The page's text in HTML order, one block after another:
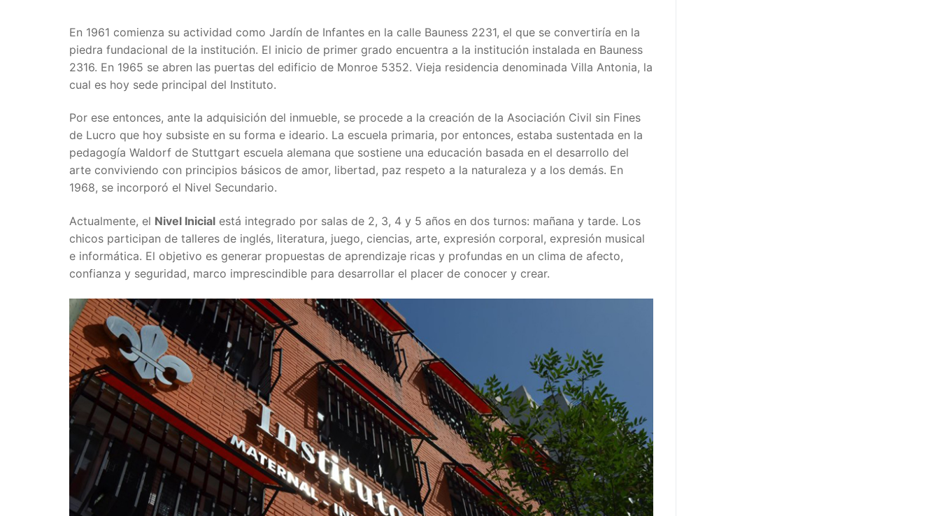
En 1961 comienza su actividad como Jardín de Infantes en la calle Bauness 2231, el que se convertiría en la
piedra fundacional de la institución. El inicio de primer grado encuentra a la institución instalada en Bauness
2316. En 1965 se abren las puertas del edificio de Monroe 5352. Vieja residencia denominada Villa Antonia, la
cual es hoy sede principal del Instituto.
Por ese entonces, ante la adquisición del inmueble, se procede a la creación de la Asociación Civil sin Fines
de Lucro que hoy subsiste en su forma e ideario. La escuela primaria, por entonces, estaba sustentada en la
pedagogía Waldorf de Stuttgart escuela alemana que sostiene una educación basada en el desarrollo del
arte conviviendo con principios básicos de amor, libertad, paz respeto a la naturaleza y a los demás. En
1968, se incorporó el Nivel Secundario.
Actualmente, el Nivel Inicial está integrado por salas de 2, 3, 4 y 5 años en dos turnos: mañana y tarde. Los
chicos participan de talleres de inglés, literatura, juego, ciencias, arte, expresión corporal, expresión musical
e informática. El objetivo es generar propuestas de aprendizaje ricas y profundas en un clima de afecto,
confianza y seguridad, marco imprescindible para desarrollar el placer de conocer y crear.